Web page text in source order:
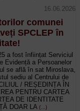
16.06.2026
comunei
SPCLEP în
a fost înființat Serviciul
Evidență a Persoanelor
se află în sat Miroslava,
sediu al Centrului de
/ REȘEDINȚA ÎN
PENTRU CARTEA
DE IDENTITATE
DOAR LA (...)